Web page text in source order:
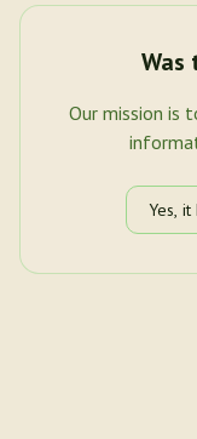
Was
Our mission is
Yes,